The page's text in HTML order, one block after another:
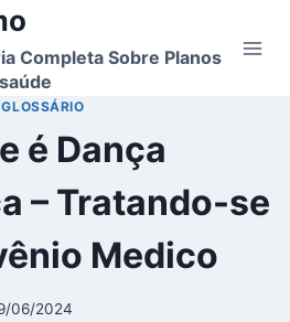
Completa Sobre Planos
GLOSSÁRIO
é Dança
– Tratando-se
Medico
06/2024